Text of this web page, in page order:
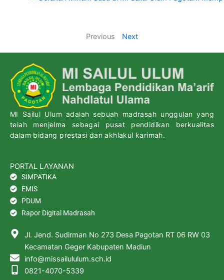
Previous Next
MI Sailul Ulum adalah sebuah madrasah unggulan yang
telah menjelma sebagai pusat pendidikan berkualitas
dalam bidang prestasi dan akhlakul karimah.
PORTAL LAYANAN
SIMPATIKA
EMIS
PDUM
Rapor Digital Madrasah
Jl. Jend. Sudirman No 273 Desa Pagotan RT 06 RW 03
Kecamatan Geger Kabupaten Madiun
info@missailululum.sch.id
0821-4070-5339